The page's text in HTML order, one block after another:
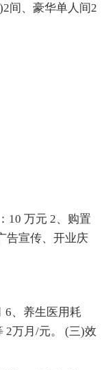
间、豪华单人间2
10 万元 2、购置
告宣传、开业庆
6、养生医用耗
2万月/元。 (三)效